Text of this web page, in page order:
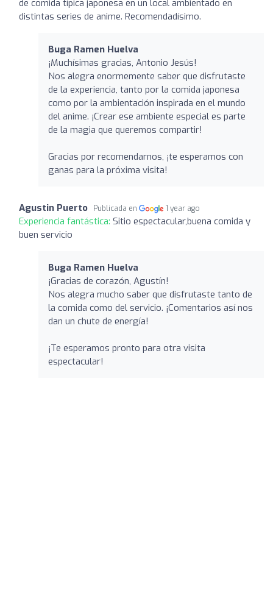
de comida típica japonesa en un local ambientado en
distintas series de anime. Recomendadísimo.
Buga Ramen Huelva
¡Muchísimas gracias, Antonio Jesús!
Nos alegra enormemente saber que disfrutaste
de la experiencia, tanto por la comida japonesa
como por la ambientación inspirada en el mundo
del anime. ¡Crear ese ambiente especial es parte
de la magia que queremos compartir!
Gracias por recomendarnos, ¡te esperamos con
ganas para la próxima visita!
Agustin Puerto Publicada en 1 year ago
Experiencia fantástica: Sitio espectacular,buena comida y
buen servicio
Buga Ramen Huelva
¡Gracias de corazón, Agustín!
Nos alegra mucho saber que disfrutaste tanto de
la comida como del servicio. ¡Comentarios así nos
dan un chute de energía!
¡Te esperamos pronto para otra visita
espectacular!